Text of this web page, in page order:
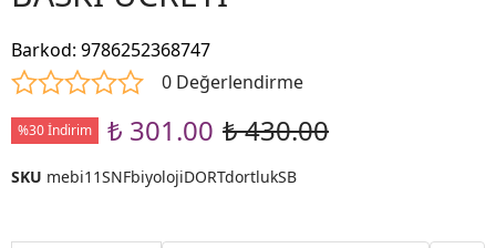
Barkod: 9786252368747
0 Değerlendirme
%30 İndirim ₺ 301.00 ₺ 430.00
SKU mebi11SNFbiyolojiDORTdortlukSB